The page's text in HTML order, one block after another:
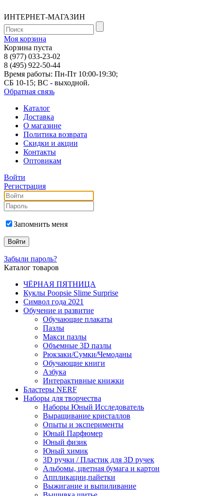
ИНТЕРНЕТ-МАГАЗИН
Моя корзина
Корзина пуста
8 (977) 033-23-02
8 (495) 922-50-44
Время работы: Пн-Пт 10:00-19:30;
СБ 10-15; ВС - выходной.
Обратная связь
Каталог
Доставка
О магазине
Политика возврата
Скидки и акции
Контакты
Оптовикам
Войти
Регистрация
Запомнить меня
Забыли пароль?
Каталог товаров
ЧЁРНАЯ ПЯТНИЦА
Куклы Poopsie Slime Surprise
Символ года 2021
Обучение и развитие
Обучающие плакаты
Пазлы
Макси пазлы
Объемные 3D пазлы
Рюкзаки/Сумки/Чемоданы
Обучающие книги
Азбука
Интерактивные книжки
Бластеры NERF
Наборы для творчества
Наборы Юный Исследователь
Выращивание кристаллов
Опыты и эксперименты
Юный Парфюмер
Юный физик
Юный химик
3D ручки / Пластик для 3D ручек
Альбомы, цветная бумага и картон
Аппликации,пайетки
Выжигание и выпиливание